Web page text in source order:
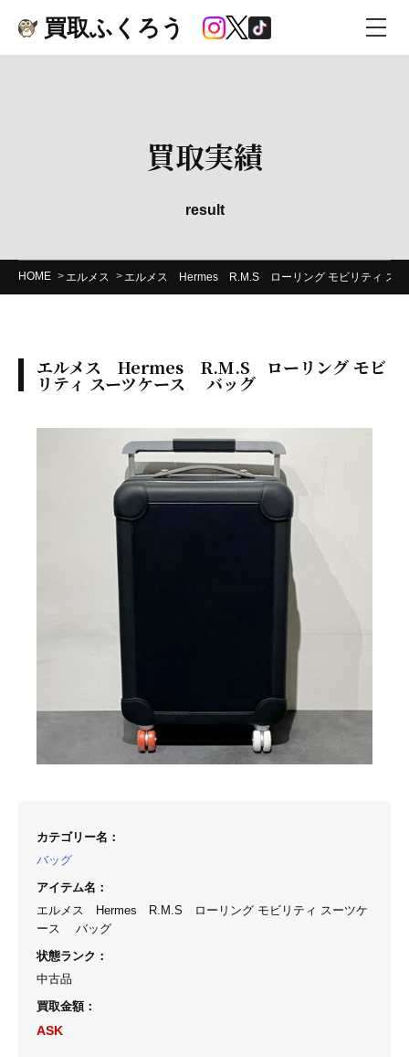
買取ふくろう
買取実績
result
HOME エルメス エルメス Hermes R.M.S ローリング モビリティ
エルメス Hermes R.M.S ローリング モビ
リティ スーツケース バッグ
カテゴリー名 ：
バッグ
アイテム名 ：
エルメス Hermes R.M.S ローリング モビリティ スーツケ
ース バッグ
状態ランク ：
中古品
買取金額：
ASK